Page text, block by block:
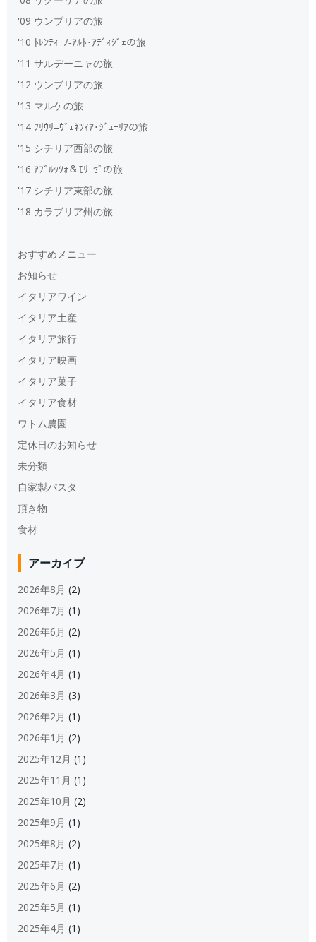
'09 ウンブリアの旅
'10 ﾄﾚﾝﾃｨｰﾉ‐ｱﾙﾄ･ｱﾃﾞｨｼﾞｪの旅
'11 サルデーニャの旅
'12 ウンブリアの旅
'13 マルケの旅
'14 ﾌﾘｳﾘ=ｳﾞｪﾈﾂｨｱ･ｼﾞｭｰﾘｱの旅
'15 シチリア西部の旅
'16 ｱﾌﾞﾙｯﾂｫ＆ﾓﾘｰｾﾞの旅
'17 シチリア東部の旅
'18 カラブリア州の旅
–
おすすめメニュー
お知らせ
イタリアワイン
イタリア土産
イタリア旅行
イタリア映画
イタリア菓子
イタリア食材
ワトム農園
定休日のお知らせ
未分類
自家製パスタ
頂き物
食材
アーカイブ
2026年8月 (2)
2026年7月 (1)
2026年6月 (2)
2026年5月 (1)
2026年4月 (1)
2026年3月 (3)
2026年2月 (1)
2026年1月 (2)
2025年12月 (1)
2025年11月 (1)
2025年10月 (2)
2025年9月 (1)
2025年8月 (2)
2025年7月 (1)
2025年6月 (2)
2025年5月 (1)
2025年4月 (1)